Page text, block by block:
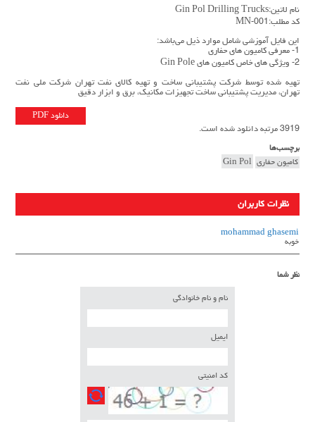
نام لاتین:Gin Pol Drilling Trucks
کد مطلب:MN-001
این فایل آموزشی شامل موارد ذیل می‌باشد:
1- معرفی کامیون های حفاری
2- ویژگی های خاص کامیون های Gin Pole
تهیه شده توسط شرکت پشتیبانی ساخت و تهیه کالای نفت تهران شرکت ملی نفت
تهران، مدیریت پشتیبانی ساخت تجهیزات مکانیک، برق و ابزار دقیق
دانلود PDF
3919 مرتبه دانلود شده است.
برچسب‌ها
کامیون حفاری
Gin Pol
نظرات کاربران
mohammad ghasemi
خوبه
نظر شما
نام و نام خانوادگی
ایمیل
کد امنیتی